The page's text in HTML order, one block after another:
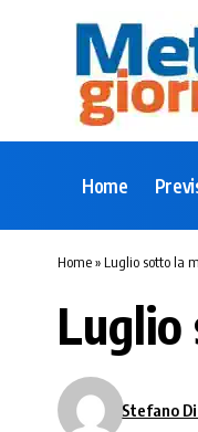
Home
Home»Luglio sotto la
Luglio
Stefano